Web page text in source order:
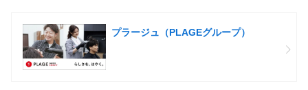
プラージュ（PLAGEグループ）